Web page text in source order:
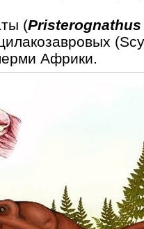
(Pristerognathus
Африки.